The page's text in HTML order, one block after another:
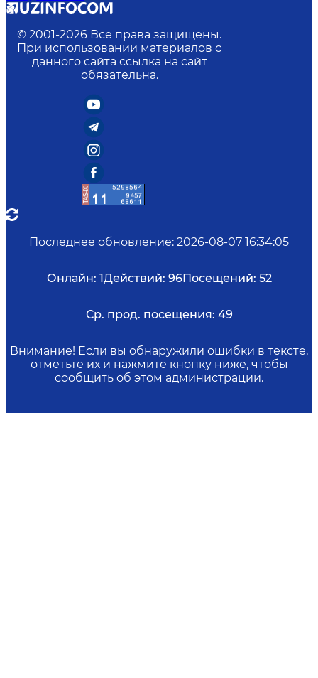
© 2001-2026 Все права защищены.
При использовании материалов с
данного сайта ссылка на сайт
обязательна.
Последнее обновление: 2026-08-07 16:34:05
Онлайн: 1Действий: 96Посещений: 52
Ср. прод. посещения: 49
Внимание! Если вы обнаружили ошибки в тексте,
отметьте их и нажмите кнопку ниже, чтобы
сообщить об этом администрации.